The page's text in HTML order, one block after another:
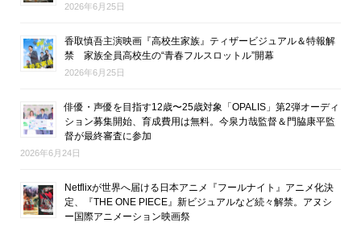
2026年6月25日
香取慎吾主演映画『高校生家族』ティザービジュアル＆特報解
禁 家族全員高校生の“青春フルスロットル”開幕
2026年6月25日
俳優・声優を目指す12歳〜25歳対象「OPALIS」第2弾オーディ
ション募集開始、育成費用は無料。今泉力哉監督＆門脇康平監
督が最終審査に参加
2026年6月24日
Netflixが世界へ届ける日本アニメ『フールナイト』アニメ化決
定、『THE ONE PIECE』新ビジュアルなど続々解禁。アヌシ
ー国際アニメーション映画祭